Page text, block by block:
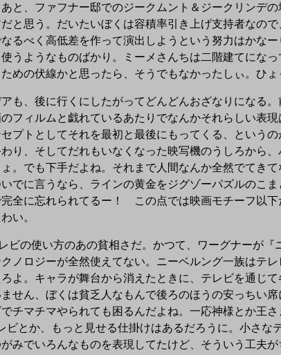
と、ファフナー邸でのジークムント＆ジークリンデ
と思う。だいたいぼくは容積率引き上げ支持者なの
るべく高低差を作って演出しようという努力はかな
うようなものばかり。ミーメさんちは二階建てにな
めの伏線かと思ったら、そうでもなかったしぃ。ひ
も、後に行くにしたがってどんどんおざなりになる
フィルムと戯れているあたりでなんかそれらしい表
プトとしてそれを最初と最後にもってくる、という
り、そしてだれもいなくなった映写機のうしろから
。でも下手だよね。それまで人間なんか全然でてき
でに言うなら、ラインの黄金をジグゾーパズルの
全に忘れられてるー！ この点では映画モチーフ以
い。
の使い方のあの貧相さだ。かつて、ワーグナーが
ノロジーが全然使えてない。ニーベルング一族はテ
よ。キャラが舞台から消えたときに、テレビを通じ
せん、ぼくは貧乏人なもんで後ろのほうの安っちい
チマチマやられても困るんだよね。一応神様とか王
とか、もっと見せる仕掛けはあるだろうに。小さ
でいろんなものを表現してたけど、そういう工夫